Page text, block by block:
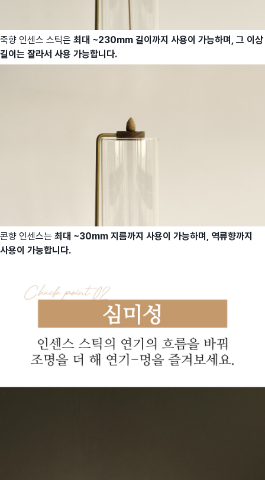
죽향 인센스 스틱은 최대 ~230mm 길이까지 사용이 가능하며, 그 이상
길이는 잘라서 사용 가능합니다.
콘향 인센스는 최대 ~30mm 지름까지 사용이 가능하며, 역류향까지
사용이 가능합니다.